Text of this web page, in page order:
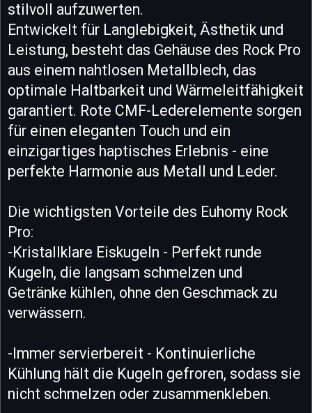
stilvoll aufzuwerten.
Entwickelt für Langlebigkeit, Ästhetik und
Leistung, besteht das Gehäuse des Rock Pro
aus einem nahtlosen Metallblech, das
optimale Haltbarkeit und Wärmeleitfähigkeit
garantiert. Rote CMF-Lederelemente sorgen
für einen eleganten Touch und ein
einzigartiges haptisches Erlebnis - eine
perfekte Harmonie aus Metall und Leder.
Die wichtigsten Vorteile des Euhomy Rock
Pro:
-Kristallklare Eiskugeln - Perfekt runde
Kugeln, die langsam schmelzen und
Getränke kühlen, ohne den Geschmack zu
verwässern.
-Immer servierbereit - Kontinuierliche
Kühlung hält die Kugeln gefroren, sodass sie
nicht schmelzen oder zusammenkleben.